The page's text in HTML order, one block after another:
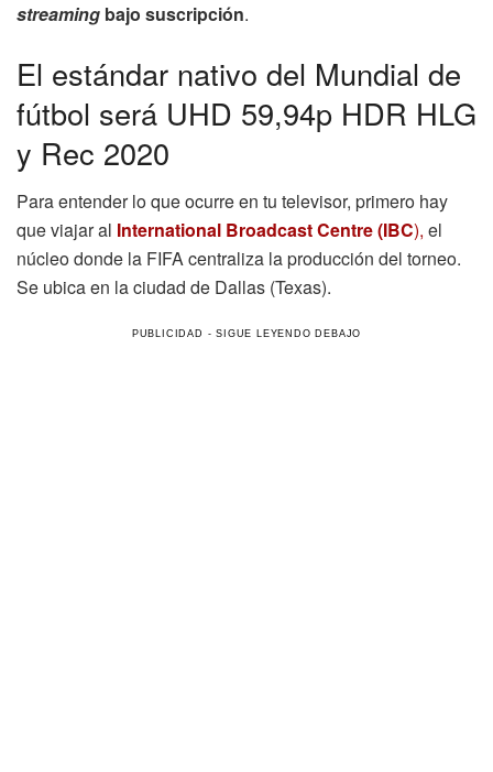
streaming bajo suscripción.
El estándar nativo del Mundial de
fútbol será UHD 59,94p HDR HLG
y Rec 2020
Para entender lo que ocurre en tu televisor, primero hay
que viajar al International Broadcast Centre (IBC), el
núcleo donde la FIFA centraliza la producción del torneo.
Se ubica en la ciudad de Dallas (Texas).